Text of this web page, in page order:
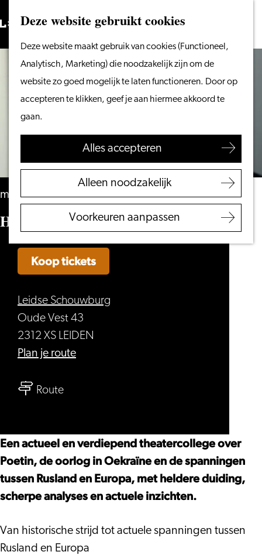
Deze website gebruikt cookies
Deze website maakt gebruik van cookies (Functioneel,
Analytisch, Marketing) die noodzakelijk zijn om de
website zo goed mogelijk te laten functioneren. Door op
accepteren te klikken, geef je aan hiermee akkoord te
gaan.
Alles accepteren
Alleen noodzakelijk
Voorkeuren aanpassen
Ga
naar
homepage
Menu
ZoekenVanaf het water
wandelen
Winkelen
Eten & drinken
Met kinderen
VVV Leiden
Bereikbaarheid
Regio Leiden
Zoeken
maandag 9 november
Helga Salemon – Hoe denkt Poetin?
Leidse Schouwburg
Oude Vest 43
2312 XS LEIDEN
Plan je routenaar
denkt
Poetin?
Routenaar
–
Hoe
denkt
Poetin?
Koop tickets
Een actueel en verdiepend theatercollege over
Poetin, de oorlog in Oekraïne en de spanningen
tussen Rusland en Europa, met heldere duiding,
scherpe analyses en actuele inzichten.
Van historische strijd tot actuele spanningen tussen
Rusland en Europa